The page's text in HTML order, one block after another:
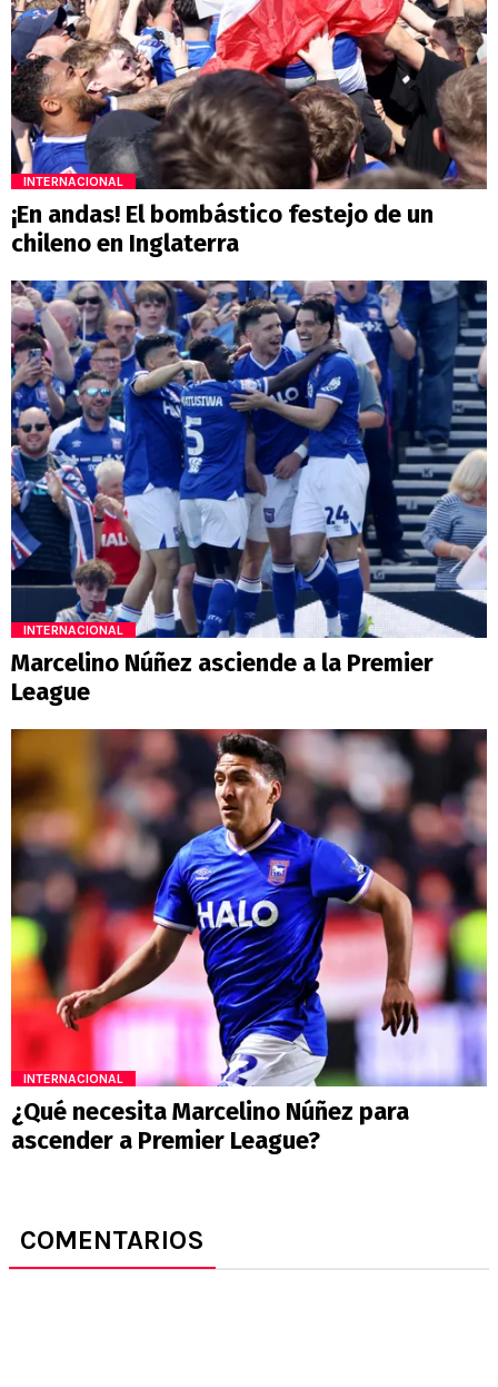
INTERNACIONAL
¡En andas! El bombástico festejo de un
chileno en Inglaterra
INTERNACIONAL
Marcelino Núñez asciende a la Premier
League
INTERNACIONAL
¿Qué necesita Marcelino Núñez para
ascender a Premier League?
COMENTARIOS